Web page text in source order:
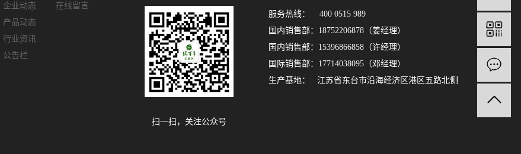
企业动态
产品动态
行业资讯
公告栏
在线留言
扫一扫，关注公众号
服务热线： 400 0515 989
国内销售部：18752206878（姜经理）
国内销售部：15396866858（许经理）
国际销售部：17714038095（邓经理）
生产基地： 江苏省东台市沿海经济区港区五路北侧